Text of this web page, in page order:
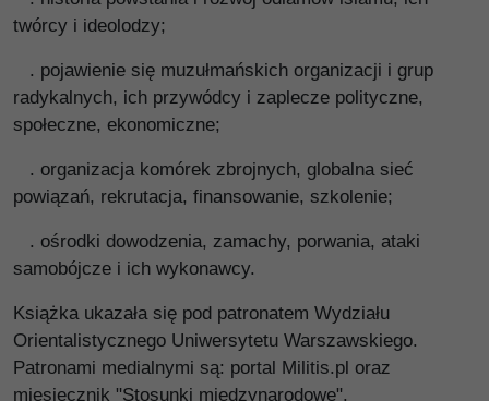
twórcy i ideolodzy;
. pojawienie się muzułmańskich organizacji i grup
radykalnych, ich przywódcy i zaplecze polityczne,
społeczne, ekonomiczne;
. organizacja komórek zbrojnych, globalna sieć
powiązań, rekrutacja, finansowanie, szkolenie;
. ośrodki dowodzenia, zamachy, porwania, ataki
samobójcze i ich wykonawcy.
Książka ukazała się pod patronatem Wydziału
Orientalistycznego Uniwersytetu Warszawskiego.
Patronami medialnymi są: portal Militis.pl oraz
miesięcznik "Stosunki międzynarodowe".